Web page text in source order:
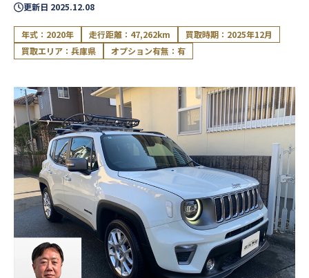
閉じる
更新日 2025.12.08
年式：2020年 走行距離：47,262km
買取時期：2025年12月
買取エリア：兵庫県
オプション有無：有